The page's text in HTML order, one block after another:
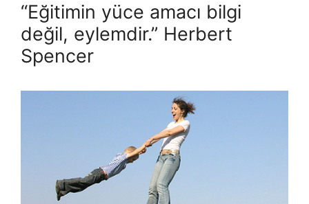
“Eğitimin yüce amacı bilgi
değil, eylemdir.” Herbert
Spencer